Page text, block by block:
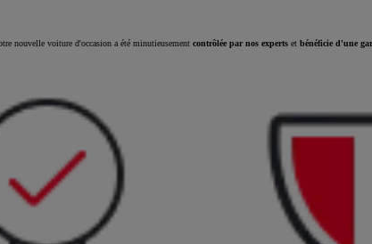
ÉLECTRIQUE
nouvelle voiture d'occasion a été minutieusement contrôlée par nos experts et bénéficie d'une